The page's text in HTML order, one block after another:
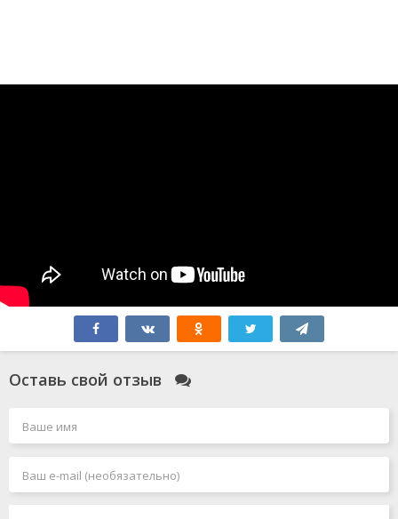
Оставь свой отзыв